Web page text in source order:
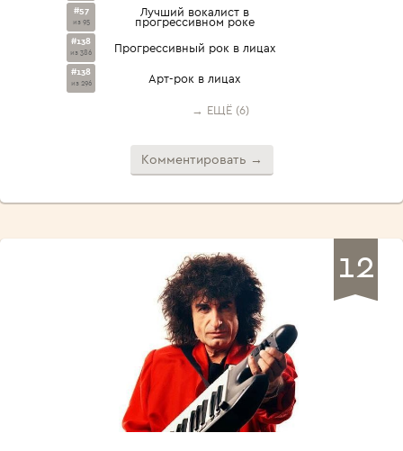
#57
из 95
Лучший вокалист в
прогрессивном роке
#138
из 386 Прогрессивный рок в лицах
#138
из 296 Арт-рок в лицах
→ ЕЩЁ (6)
Комментировать →
12